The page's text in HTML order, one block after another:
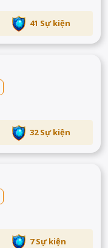
41 Sự kiện
32 Sự kiện
7 Sự kiện